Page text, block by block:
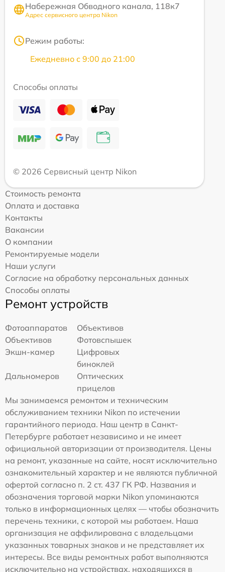
Набережная Обводного канала, 118к7
Адрес сервисного центра Nikon
Режим работы:
Ежедневно с 9:00 до 21:00
Способы оплаты
© 2026 Сервисный центр Nikon
Стоимость ремонта
Оплата и доставка
Контакты
Вакансии
О компании
Ремонтируемые модели
Наши услуги
Согласие на обработку персональных данных
Способы оплаты
Ремонт устройств
Фотоаппаратов
Объективов
Объективов
Фотовспышек
Экшн-камер
Цифровых
биноклей
Дальномеров
Оптических
прицелов
Мы занимаемся ремонтом и техническим
обслуживанием техники Nikon по истечении
гарантийного периода. Наш центр в Санкт-
Петербурге работает независимо и не имеет
официальной авторизации от производителя. Цены
на ремонт, указанные на сайте, носят исключительно
ознакомительный характер и не являются публичной
офертой согласно п. 2 ст. 437 ГК РФ. Названия и
обозначения торговой марки Nikon упоминаются
только в информационных целях — чтобы обозначить
перечень техники, с которой мы работаем. Наша
организация не аффилирована с владельцами
указанных товарных знаков и не представляет их
интересы. Все виды ремонтных работ выполняются
исключительно на устройствах, находящихся в